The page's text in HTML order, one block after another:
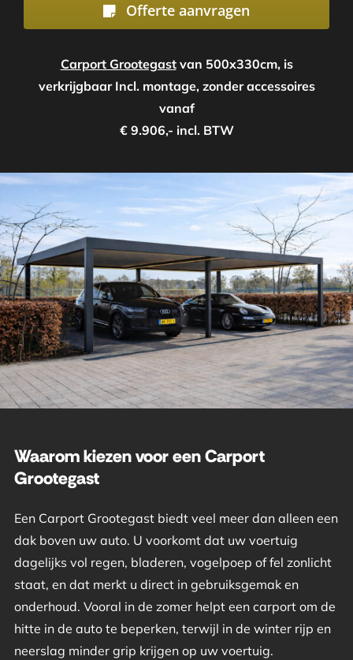
Offerte aanvragen
Carport Grootegastvan 500x330cm, is
verkrijgbaar Incl. montage, zonder accessoires
vanaf
€ 9.906,- incl. BTW
Waarom kiezen voor een Carport
Grootegast
Een Carport Grootegast biedt veel meer dan alleen een
dak boven uw auto. U voorkomt dat uw voertuig
dagelijks vol regen, bladeren, vogelpoep of fel zonlicht
staat, en dat merkt u direct in gebruiksgemak en
onderhoud. Vooral in de zomer helpt een carport om de
hitte in de auto te beperken, terwijl in de winter rijp en
neerslag minder grip krijgen op uw voertuig.